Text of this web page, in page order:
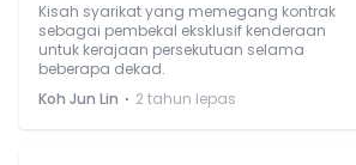
Kisah syarikat yang memegang kontrak
sebagai pembekal eksklusif kenderaan
untuk kerajaan persekutuan selama
beberapa dekad.
Koh Jun Lin ⋅ 2 tahun lepas